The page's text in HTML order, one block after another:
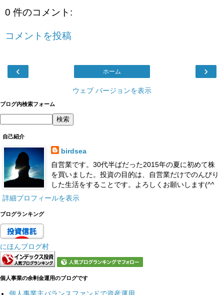
0 件のコメント:
コメントを投稿
‹ ›
ホーム
ウェブ バージョンを表示
ブログ内検索フォーム
自己紹介
birdsea
自営業です。30代半ばだった2015年の夏に初めて株
を買いました。投資の目的は、自営業だけでのんびり
した生活をすることです。よろしくお願いします(^^
詳細プロフィールを表示
ブログランキング
にほんブログ村
個人事業の余剰金運用のブログです
個人事業主バランスファンドで資産運用